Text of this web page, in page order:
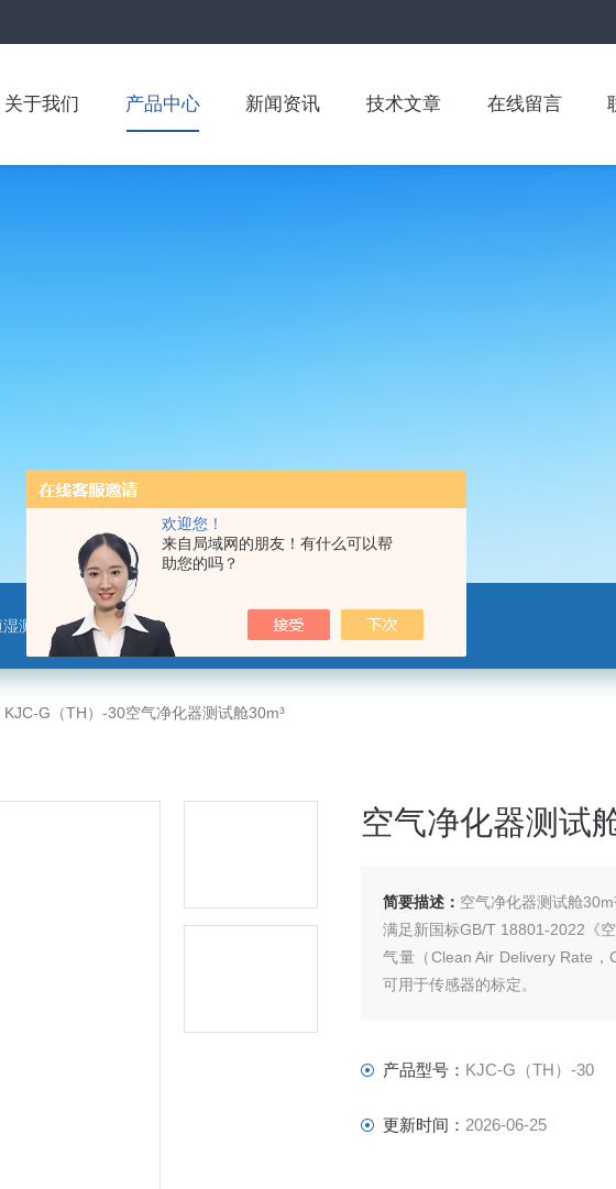
欢迎您！
来自局域网的朋友！有什么可以帮
助您的吗？
关于我们 产品中心 新闻资讯 技术文章 在线留言
测试舱、净化材料测试舱
KJC-G（TH）-30空气净化器测试舱30m³
空气净化器测试
简要描述： 空气净化器测试舱
满足新国标GB/T 18801-2022《
气量（Clean Air Delivery Rate
可用于传感器的标定。
产品型号： KJC-G（TH）-30
更新时间： 2026-06-25